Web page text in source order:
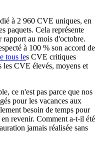
à 2 960 CVE uniques, en
paquets. Cela représente
rapport au mois d'octobre.
à 100 % son accord de
tous les CVE critiques
les CVE élevés, moyens et
ce n'est pas parce que nos
pour les vacances aux
besoin de temps pour
revenir. Comment a-t-il été
jamais réalisée sans